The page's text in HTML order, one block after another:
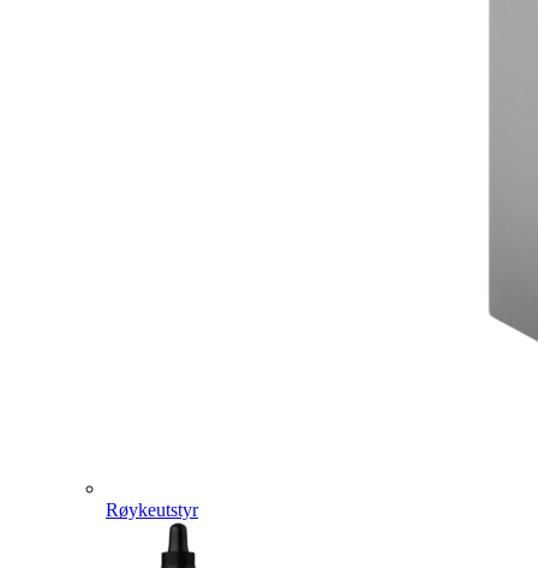
Røykeutstyr